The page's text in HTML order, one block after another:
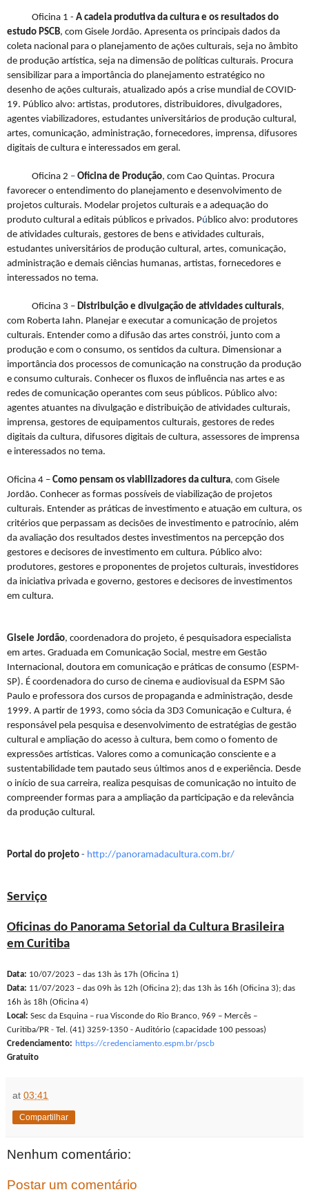
Oficina 1 - A cadeia produtiva da cultura e os resultados do
estudo PSCB, com Gisele Jordão. Apresenta os principais dados da
coleta nacional para o planejamento de ações culturais, seja no âmbito
de produção artística, seja na dimensão de políticas culturais. Procura
sensibilizar para a importância do planejamento estratégico no
desenho de ações culturais, atualizado após a crise mundial de COVID-
19. Público alvo: artistas, produtores, distribuidores, divulgadores,
agentes viabilizadores, estudantes universitários de produção cultural,
artes, comunicação, administração, fornecedores, imprensa, difusores
digitais de cultura e interessados em geral.
Oficina 2 – Oficina de Produção, com Cao Quintas. Procura
favorecer o entendimento do planejamento e desenvolvimento de
projetos culturais. Modelar projetos culturais e a adequação do
produto cultural a editais públicos e privados. Público alvo: produtores
de atividades culturais, gestores de bens e atividades culturais,
estudantes universitários de produção cultural, artes, comunicação,
administração e demais ciências humanas, artistas, fornecedores e
interessados no tema.
Oficina 3 – Distribuição e divulgação de atividades culturais,
com Roberta Iahn. Planejar e executar a comunicação de projetos
culturais. Entender como a difusão das artes constrói, junto com a
produção e com o consumo, os sentidos da cultura. Dimensionar a
importância dos processos de comunicação na construção da produção
e consumo culturais. Conhecer os fluxos de influência nas artes e as
redes de comunicação operantes com seus públicos. Público alvo:
agentes atuantes na divulgação e distribuição de atividades culturais,
imprensa, gestores de equipamentos culturais, gestores de redes
digitais da cultura, difusores digitais de cultura, assessores de imprensa
e interessados no tema.
Oficina 4 – Como pensam os viabilizadores da cultura, com Gisele
Jordão. Conhecer as formas possíveis de viabilização de projetos
culturais. Entender as práticas de investimento e atuação em cultura, os
critérios que perpassam as decisões de investimento e patrocínio, além
da avaliação dos resultados destes investimentos na percepção dos
gestores e decisores de investimento em cultura. Público alvo:
produtores, gestores e proponentes de projetos culturais, investidores
da iniciativa privada e governo, gestores e decisores de investimentos
em cultura.
Gisele Jordão, coordenadora do projeto, é pesquisadora especialista
em artes. Graduada em Comunicação Social, mestre em Gestão
Internacional, doutora em comunicação e práticas de consumo (ESPM-
SP). É coordenadora do curso de cinema e audiovisual da ESPM São
Paulo e professora dos cursos de propaganda e administração, desde
1999. A partir de 1993, como sócia da 3D3 Comunicação e Cultura, é
responsável pela pesquisa e desenvolvimento de estratégias de gestão
cultural e ampliação do acesso à cultura, bem como o fomento de
expressões artísticas. Valores como a comunicação consciente e a
sustentabilidade tem pautado seus últimos anos d e experiência. Desde
o início de sua carreira, realiza pesquisas de comunicação no intuito de
compreender formas para a ampliação da participação e da relevância
da produção cultural.
Portal do projeto - http://panoramadacultura.com.br/
Serviço
Oficinas do Panorama Setorial da Cultura Brasileira
em Curitiba
Data: 10/07/2023 – das 13h às 17h (Oficina 1)
Data: 11/07/2023 – das 09h às 12h (Oficina 2); das 13h às 16h (Oficina 3); das
16h às 18h (Oficina 4)
Local: Sesc da Esquina – rua Visconde do Rio Branco, 969 – Mercês –
Curitiba/PR - Tel. (41) 3259-1350 - Auditório (capacidade 100 pessoas)
Credenciamento: https://credenciamento.espm.br/pscb
Gratuito
at 03:41
Compartilhar
Nenhum comentário:
Postar um comentário